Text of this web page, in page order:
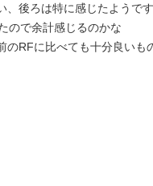
、後ろは特に感じたようです
ので余計感じるのかな
のRFに比べても十分良いも